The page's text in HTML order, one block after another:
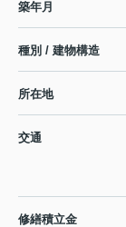
築年月
種別 / 建物構造
所在地
交通
修繕積立金